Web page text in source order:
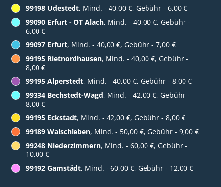
99198 Udestedt, Mind. - 40,00 €, Gebühr - 6,00 €
99090 Erfurt - OT Alach, Mind. - 40,00 €, Gebühr -
6,00 €
99097 Erfurt, Mind. - 40,00 €, Gebühr - 7,00 €
99195 Rietnordhausen, Mind. - 40,00 €, Gebühr -
8,00 €
99195 Alperstedt, Mind. - 40,00 €, Gebühr - 8,00 €
99334 Bechstedt-Wagd, Mind. - 42,00 €, Gebühr -
8,00 €
99195 Eckstadt, Mind. - 42,00 €, Gebühr - 8,00 €
99189 Walschleben, Mind. - 50,00 €, Gebühr - 9,00 €
99248 Niederzimmern, Mind. - 60,00 €, Gebühr -
10,00 €
99192 Gamstädt, Mind. - 60,00 €, Gebühr - 12,00 €